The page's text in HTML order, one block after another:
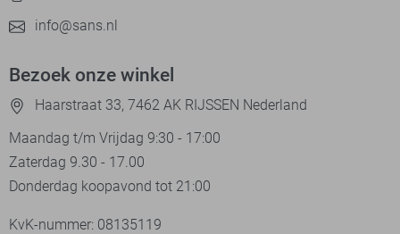
info@sans.nl
Bezoek onze winkel
Haarstraat 33, 7462 AK RIJSSEN Nederland
Maandag t/m Vrijdag 9:30 - 17:00
Zaterdag 9.30 - 17.00
Donderdag koopavond tot 21:00
KvK-nummer: 08135119